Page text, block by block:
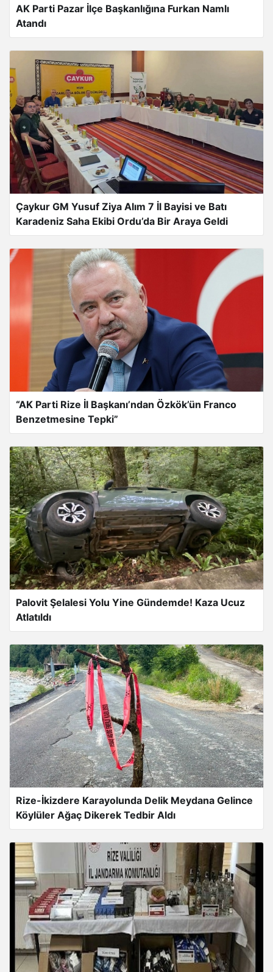
AK Parti Pazar İlçe Başkanlığına Furkan Namlı
Atandı
Çaykur GM Yusuf Ziya Alım 7 İl Bayisi ve Batı
Karadeniz Saha Ekibi Ordu’da Bir Araya Geldi
“AK Parti Rize İl Başkanı’ndan Özkök’ün Franco
Benzetmesine Tepki”
Palovit Şelalesi Yolu Yine Gündemde! Kaza Ucuz
Atlatıldı
Rize-İkizdere Karayolunda Delik Meydana Gelince
Köylüler Ağaç Dikerek Tedbir Aldı